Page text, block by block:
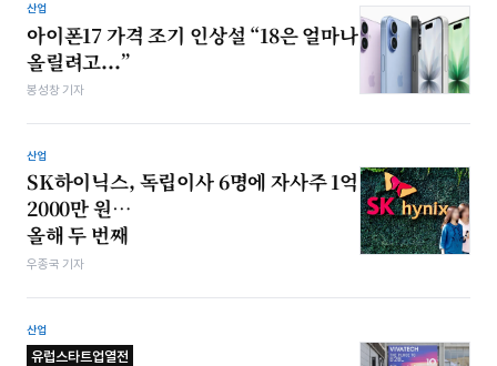
산업
아이폰17 가격 조기 인상설 “18은 얼마나
올릴려고...”
봉성창 기자
산업
SK하이닉스, 독립이사 6명에 자사주 1억
2000만 원…
올해 두 번째
우종국 기자
산업
유럽스타트업열전